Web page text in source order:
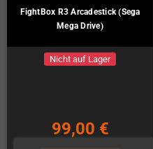
FightBox R3 Arcadestick (Sega
Mega Drive)
Nicht auf Lager
99,00 €